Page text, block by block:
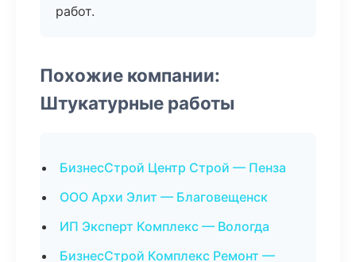
работ.
Похожие компании:
Штукатурные работы
БизнесСтрой Центр Строй — Пенза
ООО Архи Элит — Благовещенск
ИП Эксперт Комплекс — Вологда
БизнесСтрой Комплекс Ремонт —